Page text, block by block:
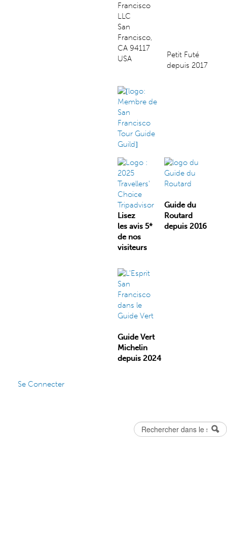
Rechercher
Francisco
LLC
San
Francisco,
CA 94117
USA
Petit Futé
depuis 2017
Lisez
les avis 5*
de nos
visiteurs
Guide du
Routard
depuis 2016
Guide Vert
Michelin
depuis 2024
Se Connecter